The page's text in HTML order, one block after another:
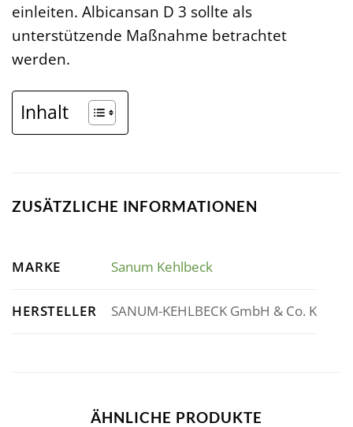
einleiten. Albicansan D 3 sollte als
unterstützende Maßnahme betrachtet
werden.
Inhalt
ZUSÄTZLICHE INFORMATIONEN
MARKE Sanum Kehlbeck
HERSTELLER SANUM-KEHLBECK GmbH & Co. K
ÄHNLICHE PRODUKTE